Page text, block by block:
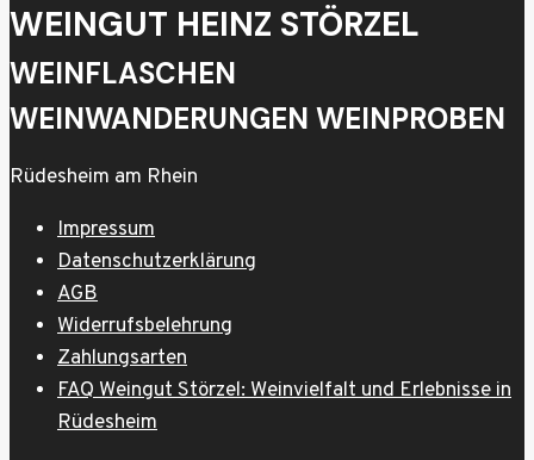
WEINGUT HEINZ STÖRZEL
WEINFLASCHEN
WEINWANDERUNGEN WEINPROBEN
Rüdesheim am Rhein
Impressum
Datenschutzerklärung
AGB
Widerrufsbelehrung
Zahlungsarten
FAQ Weingut Störzel: Weinvielfalt und Erlebnisse in
Rüdesheim